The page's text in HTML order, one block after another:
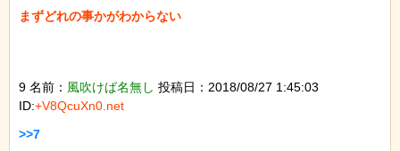
まずどれの事かがわからない
9 名前： 風吹けば名無し 投稿日：2018/08/27 1:45:03
ID:+V8QcuXn0.net
>>7